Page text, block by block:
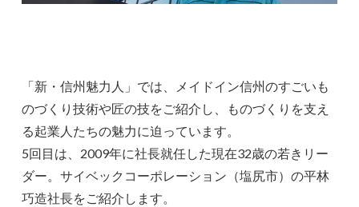
「新・信州魅力人」では、メイドイン信州のすごいも
のづくり技術や匠の技をご紹介し、ものづくりを支え
る起業人たちの魅力に迫っています。
5回目は、2009年に社長就任した現在32歳の若きリー
ダー。サイベックコーポレーション（塩尻市）の平林
巧造社長をご紹介します。